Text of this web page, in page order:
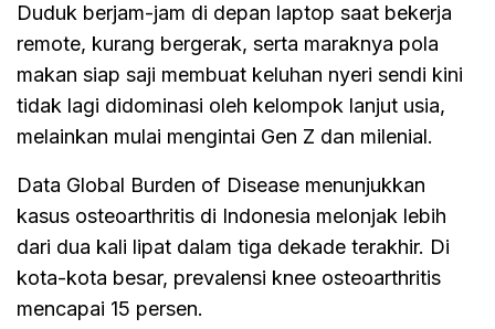
Duduk berjam-jam di depan laptop saat bekerja
remote, kurang bergerak, serta maraknya pola
makan siap saji membuat keluhan nyeri sendi kini
tidak lagi didominasi oleh kelompok lanjut usia,
melainkan mulai mengintai Gen Z dan milenial.
Data Global Burden of Disease menunjukkan
kasus osteoarthritis di Indonesia melonjak lebih
dari dua kali lipat dalam tiga dekade terakhir. Di
kota-kota besar, prevalensi knee osteoarthritis
mencapai 15 persen.